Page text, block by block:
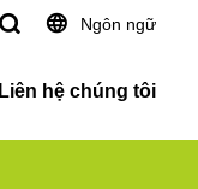
Ngôn ngữ
Liên hệ chúng tôi